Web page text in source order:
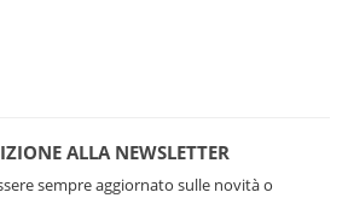
ALLA NEWSLETTER
sempre aggiornato sulle novità o